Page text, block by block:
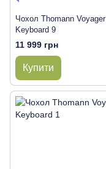
Чохол Thomann Voyager
Keyboard 9
11 999 грн
Купити